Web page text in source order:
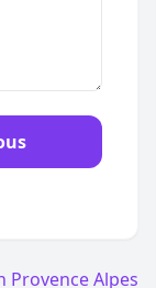
Provence Alpes